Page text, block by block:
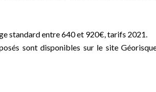
standard entre 640 et 920€, tarifs 2021.
sont disponibles sur le site